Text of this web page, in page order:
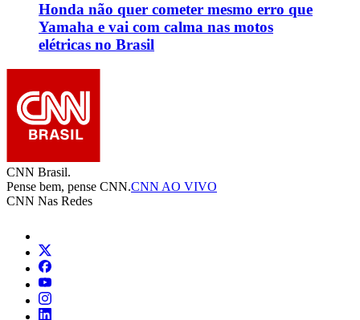
Honda não quer cometer mesmo erro que
Yamaha e vai com calma nas motos
elétricas no Brasil
CNN Brasil.
Pense bem, pense CNN.CNN AO VIVO
CNN Nas Redes